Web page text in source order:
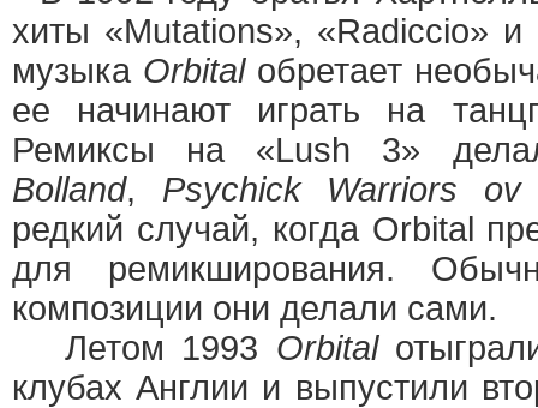
хиты «Mutations», «Radiccio»
музыка Orbitalобретает
ее начинают играть на
Ремиксы на «Lush 3»
Bolland, Psychick Warriors ov
редкий случай, когда Orbital
для ремикширования.
композиции они делали сами.
Летом 1993 Orbital
клубах Англии и выпустили